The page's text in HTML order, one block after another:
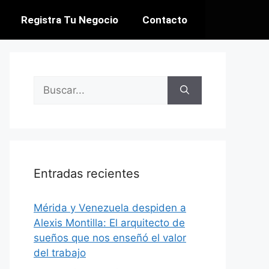
Registra Tu Negocio Contacto
Entradas recientes
​Mérida y Venezuela despiden a
Alexis Montilla: El arquitecto de
sueños que nos enseñó el valor
del trabajo